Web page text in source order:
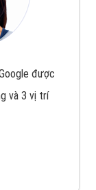
được
và 3 vị trí